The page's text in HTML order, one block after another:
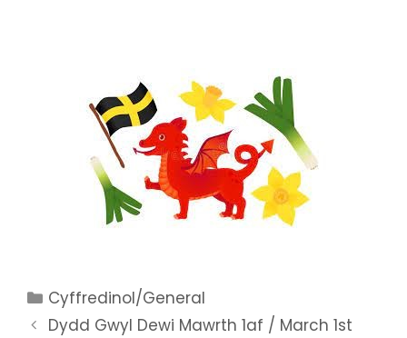
Categories
Cyffredinol/General
Dydd Gwyl Dewi Mawrth 1af / March 1st